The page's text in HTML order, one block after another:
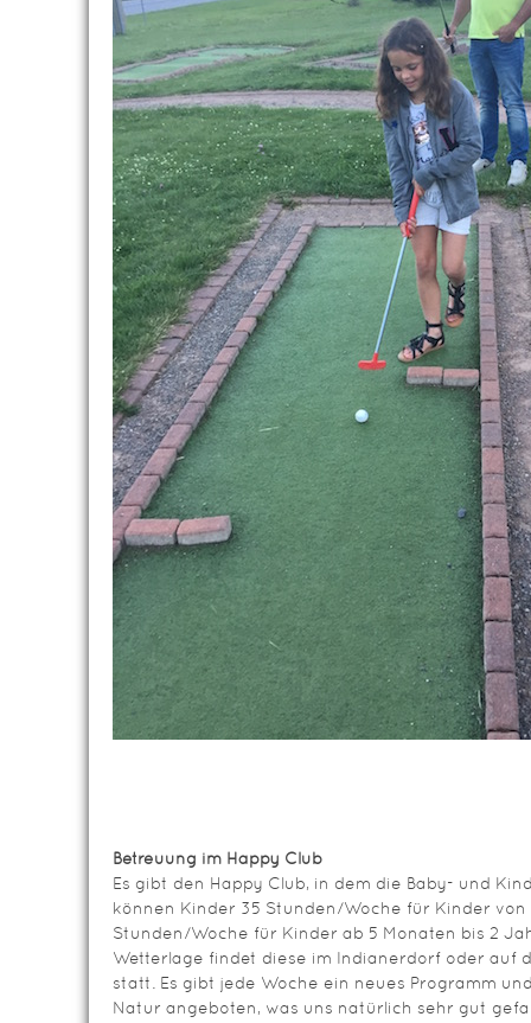
Betreuung im Happy Club
Es gibt den Happy Club, in dem die Baby- und
können Kinder 35 Stunden/Woche für Kinder von
Stunden/Woche für Kinder ab 5 Monaten bis 2
Wetterlage findet diese im Indianerdorf oder auf
statt. Es gibt jede Woche ein neues Programm
Natur angeboten, was uns natürlich sehr gut